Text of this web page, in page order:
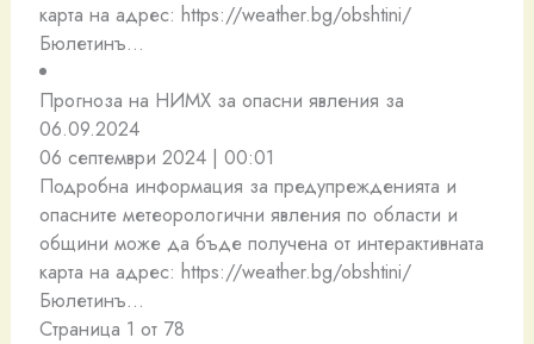
карта на адрес: https://weather.bg/obshtini/
Бюлетинъ…
Прогноза на НИМХ за опасни явления за
06.09.2024
06 септември 2024 | 00:01
Подробна информация за предупрежденията и
опасните метеорологични явления по области и
общини може да бъде получена от интерактивната
карта на адрес: https://weather.bg/obshtini/
Бюлетинъ…
Страница 1 от 78